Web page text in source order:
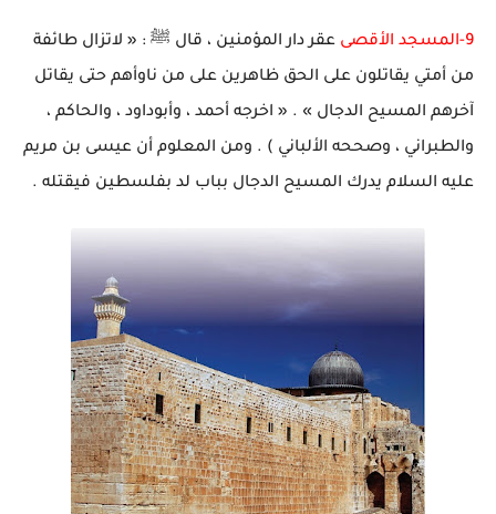
9-المسجد الأقصى
عقر دار المؤمنين ، قال ﷺ : « لاتزال طائفة
من أمتي يقاتلون على الحق ظاهرين على من ناوأهم حتى يقاتل
آخرهم المسيح الدجال » . « اخرجه أحمد ، وأبوداود ، والحاكم ،
والطبراني ، وصححه الألباني ) . ومن المعلوم أن عيسى بن مريم
عليه السلام يدرك المسيح الدجال بباب لد بفلسطين فيقتله .